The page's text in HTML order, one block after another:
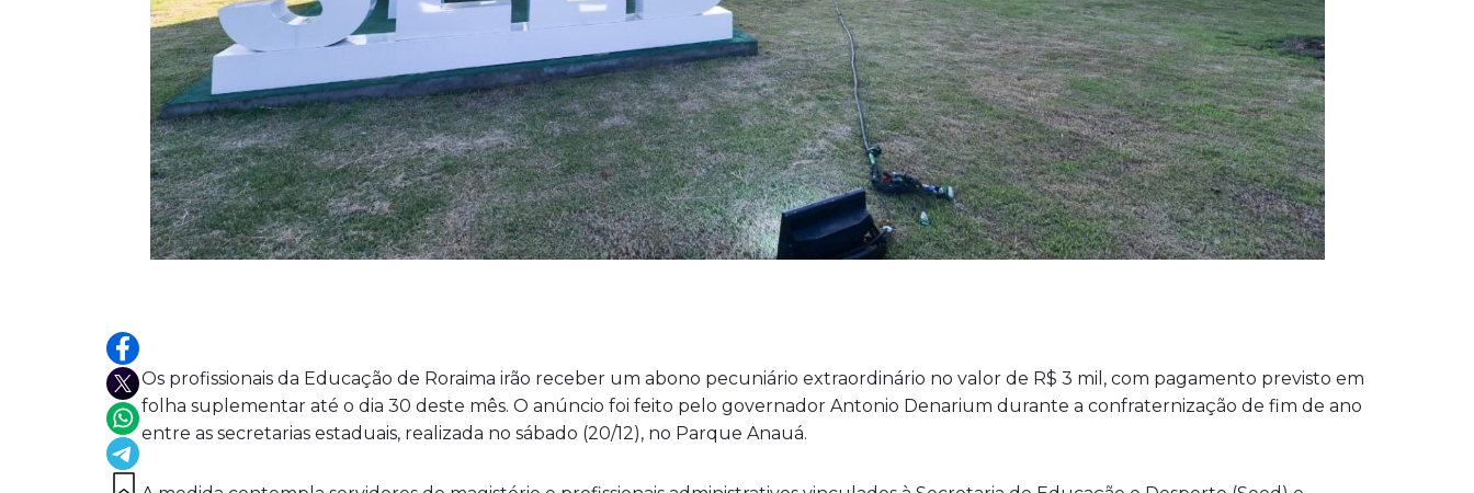
Os profissionais da Educação de Roraima irão receber um abono pecuniário extraordinário no valor de R$ 3 mil, com pagamento previsto em
folha suplementar até o dia 30 deste mês. O anúncio foi feito pelo governador Antonio Denarium durante a confraternização de fim de ano
entre as secretarias estaduais, realizada no sábado (20/12), no Parque Anauá.